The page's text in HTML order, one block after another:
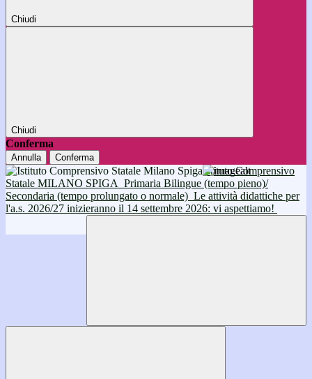
Chiudi
Chiudi
Conferma
Annulla Conferma
Istituto Comprensivo
Statale MILANO SPIGA Primaria Bilingue (tempo pieno)/
Secondaria (tempo prolungato o normale) Le attività didattiche per
l'a.s. 2026/27 inizieranno il 14 settembre 2026: vi aspettiamo!